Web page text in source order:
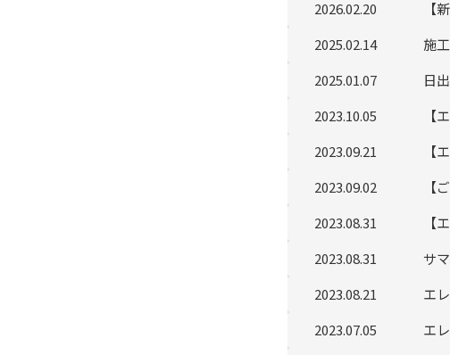
2026.02.20
2025.02.14
施
2025.01.07
日
2023.10.05
【
2023.09.21
【
2023.09.02
【
2023.08.31
【
2023.08.31
サ
2023.08.21
エ
2023.07.05
エ